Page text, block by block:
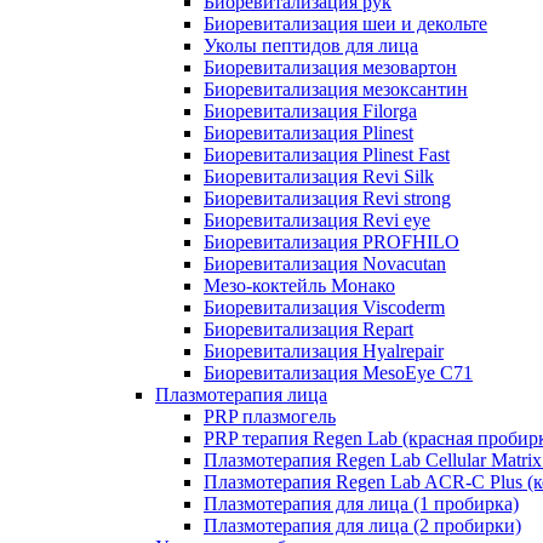
Биоревитализация шеи и декольте
Уколы пептидов для лица
Биоревитализация мезовартон
Биоревитализация мезоксантин
Биоревитализация Filorga
Биоревитализация Plinest
Биоревитализация Plinest Fast
Биоревитализация Revi Silk
Биоревитализация Revi strong
Биоревитализация Revi eye
Биоревитализация PROFHILO
Биоревитализация Novacutan
Мезо-коктейль Монако
Биоревитализация Viscoderm
Биоревитализация Repart
Биоревитализация Hyalrepair
Биоревитализация MesoEye C71
Плазмотерапия лица
PRP плазмогель
PRP терапия Regen Lab (красная
Плазмотерапия Regen Lab Cellular
Плазмотерапия Regen Lab ACR-C Plus
Плазмотерапия для лица (1 пробирка)
Плазмотерапия для лица (2 пробирки)